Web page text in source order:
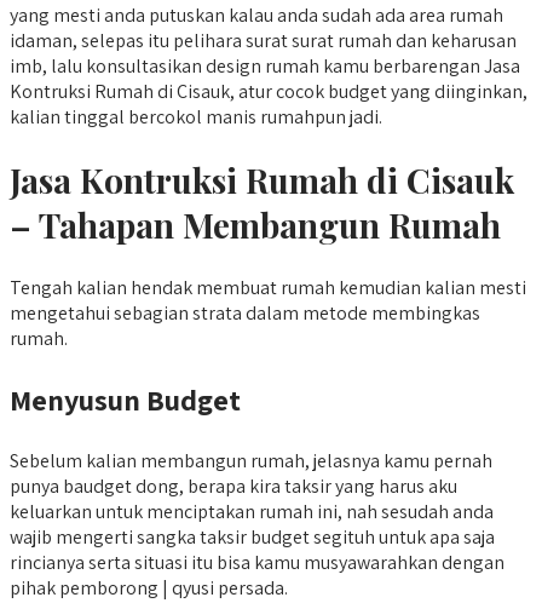
yang mesti anda putuskan kalau anda sudah ada area rumah
idaman, selepas itu pelihara surat surat rumah dan keharusan
imb, lalu konsultasikan design rumah kamu berbarengan Jasa
Kontruksi Rumah di Cisauk, atur cocok budget yang diinginkan,
kalian tinggal bercokol manis rumahpun jadi.
Jasa Kontruksi Rumah di Cisauk
– Tahapan Membangun Rumah
Tengah kalian hendak membuat rumah kemudian kalian mesti
mengetahui sebagian strata dalam metode membingkas
rumah.
Menyusun Budget
Sebelum kalian membangun rumah, jelasnya kamu pernah
punya baudget dong, berapa kira taksir yang harus aku
keluarkan untuk menciptakan rumah ini, nah sesudah anda
wajib mengerti sangka taksir budget segituh untuk apa saja
rincianya serta situasi itu bisa kamu musyawarahkan dengan
pihak pemborong | qyusi persada.